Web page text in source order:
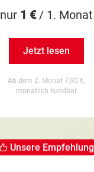
nur 1 €/ 1. Monat
Jetzt lesen
Ab dem 2. Monat 7,90 €,
monatlich kündbar
Unsere Empfehlung